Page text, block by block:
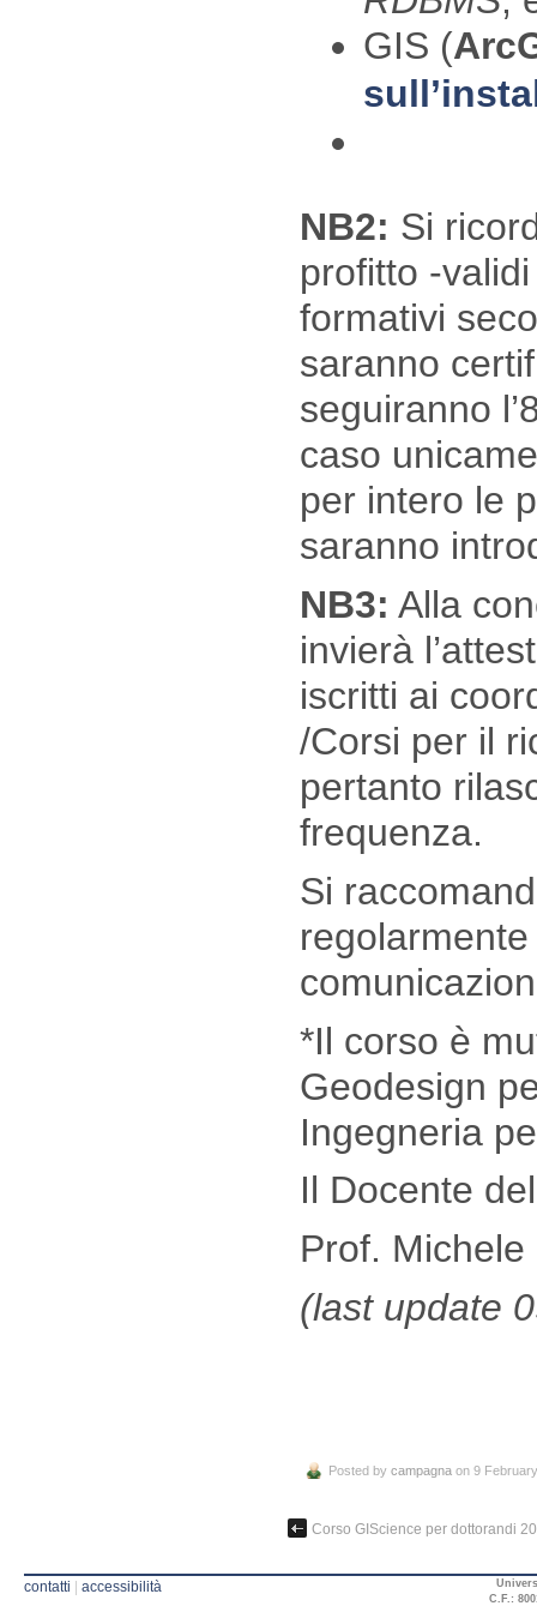
GIS (
NB2: Si
profitto -
formativi
saranno
seguiranno
caso
per intero le
saranno
NB3: Alla
invierà
iscritti ai
/Corsi per il
pertanto
frequenza.
Si
*Il corso è
Geodesign
Ingegneria
Il Docente
Prof.
(last update
Posted by campagna on 9
Corso GIScience per dottorandi
contatti | accessibilità
C.F.: